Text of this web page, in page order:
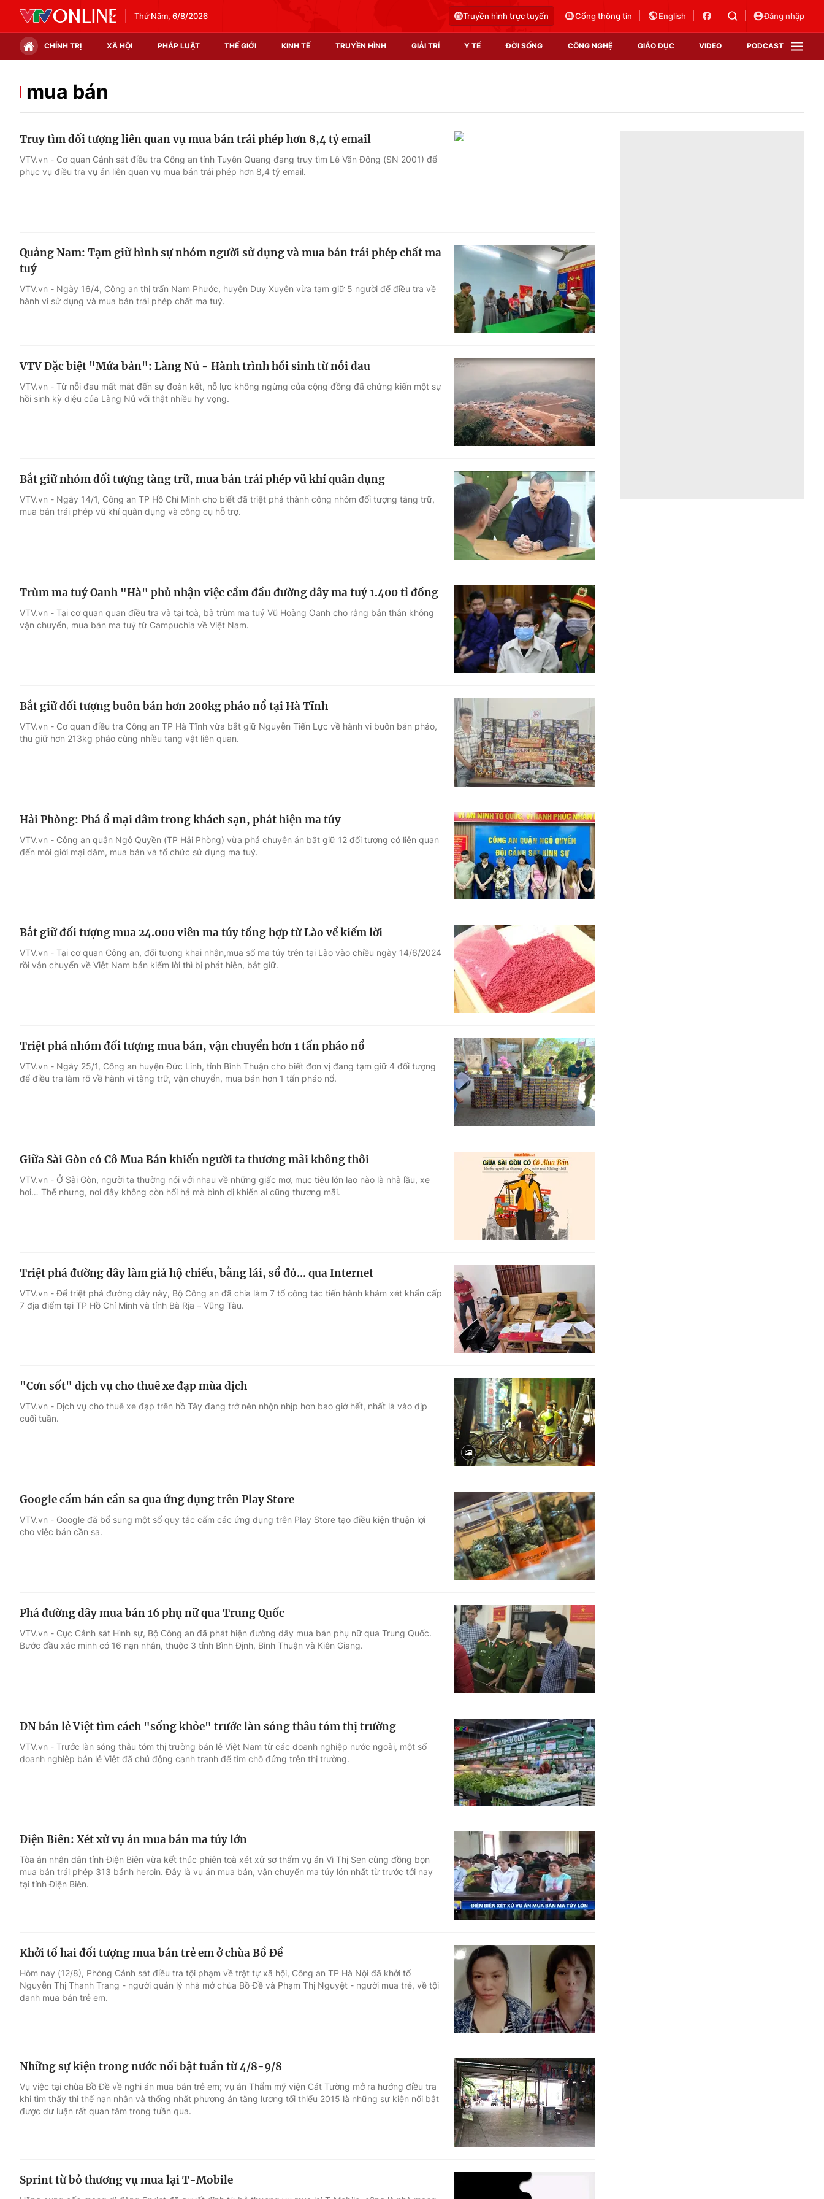
Thứ Năm, 6/8/2026 Truyền hình trực tuyến Cổng thông tin English Đăng nhập
CHÍNH TRỊ XÃ HỘI PHÁP LUẬT THẾ GIỚI KINH TẾ TRUYỀN HÌNH GIẢI TRÍ Y TẾ ĐỜI SỐNG CÔNG NGHỆ GIÁO DỤC VIDEO PODCAST
Thế giới đó đây
Thị trường
Photo
Infographic
Góc ảnh
Điện ảnh
Âm nhạc
Sao
Du lịch
Làm đẹp
Chất lượng cuộc sống
Tuyển sinh
Học trực tuyến
Công nghệ
Hitech Công nghệ tương lai
Sản phẩm
Thị trường
Tư vấn
VTV Sức khoẻ
mua bán
Truy tìm đối tượng liên quan vụ mua bán trái phép hơn 8,4 tỷ email
VTV.vn - Cơ quan Cảnh sát điều tra Công an tỉnh Tuyên Quang đang truy tìm Lê Văn Đông (SN 2001) để
phục vụ điều tra vụ án liên quan vụ mua bán trái phép hơn 8,4 tỷ email.
Quảng Nam: Tạm giữ hình sự nhóm người sử dụng và mua bán trái phép chất ma
tuý
VTV.vn - Ngày 16/4, Công an thị trấn Nam Phước, huyện Duy Xuyên vừa tạm giữ 5 người để điều tra về
hành vi sử dụng và mua bán trái phép chất ma tuý.
VTV Đặc biệt "Mứa bản": Làng Nủ - Hành trình hồi sinh từ nỗi đau
VTV.vn - Từ nỗi đau mất mát đến sự đoàn kết, nỗ lực không ngừng của cộng đồng đã chứng kiến một sự
hồi sinh kỳ diệu của Làng Nủ với thật nhiều hy vọng.
Bắt giữ nhóm đối tượng tàng trữ, mua bán trái phép vũ khí quân dụng
VTV.vn - Ngày 14/1, Công an TP Hồ Chí Minh cho biết đã triệt phá thành công nhóm đối tượng tàng trữ,
mua bán trái phép vũ khí quân dụng và công cụ hỗ trợ.
Trùm ma tuý Oanh "Hà" phủ nhận việc cầm đầu đường dây ma tuý 1.400 tỉ đồng
VTV.vn - Tại cơ quan quan điều tra và tại toà, bà trùm ma tuý Vũ Hoàng Oanh cho rằng bản thân không
vận chuyển, mua bán ma tuý từ Campuchia về Việt Nam.
Bắt giữ đối tượng buôn bán hơn 200kg pháo nổ tại Hà Tĩnh
VTV.vn - Cơ quan điều tra Công an TP Hà Tĩnh vừa bắt giữ Nguyễn Tiến Lực về hành vi buôn bán pháo,
thu giữ hơn 213kg pháo cùng nhiều tang vật liên quan.
Hải Phòng: Phá ổ mại dâm trong khách sạn, phát hiện ma túy
VTV.vn - Công an quận Ngô Quyền (TP Hải Phòng) vừa phá chuyên án bắt giữ 12 đối tượng có liên quan
đến môi giới mại dâm, mua bán và tổ chức sử dụng ma tuý.
Bắt giữ đối tượng mua 24.000 viên ma túy tổng hợp từ Lào về kiếm lời
VTV.vn - Tại cơ quan Công an, đối tượng khai nhận,mua số ma túy trên tại Lào vào chiều ngày 14/6/2024
rồi vận chuyển về Việt Nam bán kiếm lời thì bị phát hiện, bắt giữ.
Triệt phá nhóm đối tượng mua bán, vận chuyển hơn 1 tấn pháo nổ
VTV.vn - Ngày 25/1, Công an huyện Đức Linh, tỉnh Bình Thuận cho biết đơn vị đang tạm giữ 4 đối tượng
để điều tra làm rõ về hành vi tàng trữ, vận chuyển, mua bán hơn 1 tấn pháo nổ.
Giữa Sài Gòn có Cô Mua Bán khiến người ta thương mãi không thôi
VTV.vn - Ở Sài Gòn, người ta thường nói với nhau về những giấc mơ, mục tiêu lớn lao nào là nhà lầu, xe
hơi… Thế nhưng, nơi đây không còn hối hả mà bình dị khiến ai cũng thương mãi.
Triệt phá đường dây làm giả hộ chiếu, bằng lái, sổ đỏ... qua Internet
VTV.vn - Để triệt phá đường dây này, Bộ Công an đã chia làm 7 tổ công tác tiến hành khám xét khẩn cấp
7 địa điểm tại TP Hồ Chí Minh và tỉnh Bà Rịa – Vũng Tàu.
"Cơn sốt" dịch vụ cho thuê xe đạp mùa dịch
VTV.vn - Dịch vụ cho thuê xe đạp trên hồ Tây đang trở nên nhộn nhịp hơn bao giờ hết, nhất là vào dịp
cuối tuần.
Google cấm bán cần sa qua ứng dụng trên Play Store
VTV.vn - Google đã bổ sung một số quy tắc cấm các ứng dụng trên Play Store tạo điều kiện thuận lợi
cho việc bán cần sa.
Phá đường dây mua bán 16 phụ nữ qua Trung Quốc
VTV.vn - Cục Cảnh sát Hình sự, Bộ Công an đã phát hiện đường dây mua bán phụ nữ qua Trung Quốc.
Bước đầu xác minh có 16 nạn nhân, thuộc 3 tỉnh Bình Định, Bình Thuận và Kiên Giang.
DN bán lẻ Việt tìm cách "sống khỏe" trước làn sóng thâu tóm thị trường
VTV.vn - Trước làn sóng thâu tóm thị trường bán lẻ Việt Nam từ các doanh nghiệp nước ngoài, một số
doanh nghiệp bán lẻ Việt đã chủ động cạnh tranh để tìm chỗ đứng trên thị trường.
Điện Biên: Xét xử vụ án mua bán ma túy lớn
Tòa án nhân dân tỉnh Điện Biên vừa kết thúc phiên toà xét xử sơ thẩm vụ án Vì Thị Sen cùng đồng bọn
mua bán trái phép 313 bánh heroin. Đây là vụ án mua bán, vận chuyển ma túy lớn nhất từ trước tới nay
tại tỉnh Điện Biên.
Khởi tố hai đối tượng mua bán trẻ em ở chùa Bồ Đề
Hôm nay (12/8), Phòng Cảnh sát điều tra tội phạm về trật tự xã hội, Công an TP Hà Nội đã khởi tố
Nguyễn Thị Thanh Trang - người quản lý nhà mở chùa Bồ Đề và Phạm Thị Nguyệt - người mua trẻ, về tội
danh mua bán trẻ em.
Những sự kiện trong nước nổi bật tuần từ 4/8-9/8
Vụ việc tại chùa Bồ Đề về nghi án mua bán trẻ em; vụ án Thẩm mỹ viện Cát Tường mở ra hướng điều tra
khi tìm thấy thi thể nạn nhân và thống nhất phương án tăng lương tối thiểu 2015 là những sự kiện nổi bật
được dư luận rất quan tâm trong tuần qua.
Sprint từ bỏ thương vụ mua lại T-Mobile